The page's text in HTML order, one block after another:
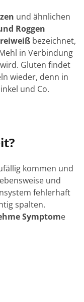
und ähnlichen
Roggen
bezeichnet,
in Verbindung
Gluten findet
wieder, denn in
und Co.
kommen und
und
fehlerhaft
spalten.
Symptome